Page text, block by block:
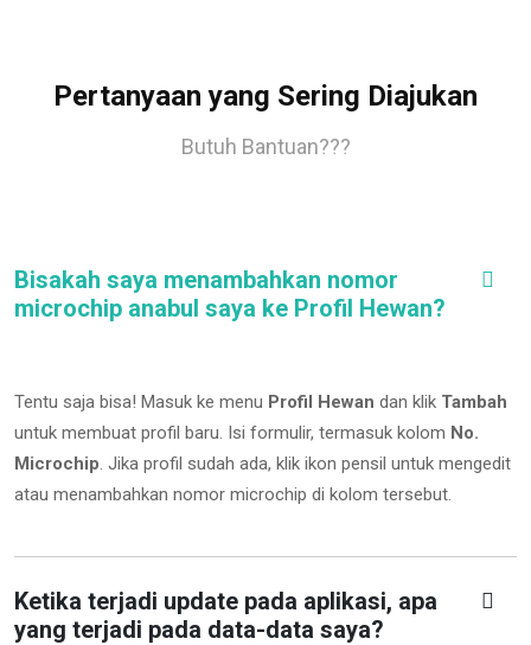
Pertanyaan yang Sering Diajukan
Butuh Bantuan???
Bisakah saya menambahkan nomor
microchip anabul saya ke Profil Hewan?
Tentu saja bisa! Masuk ke menu Profil Hewan dan klik Tambah
untuk membuat profil baru. Isi formulir, termasuk kolom No.
Microchip. Jika profil sudah ada, klik ikon pensil untuk mengedit
atau menambahkan nomor microchip di kolom tersebut.
Ketika terjadi update pada aplikasi, apa
yang terjadi pada data-data saya?